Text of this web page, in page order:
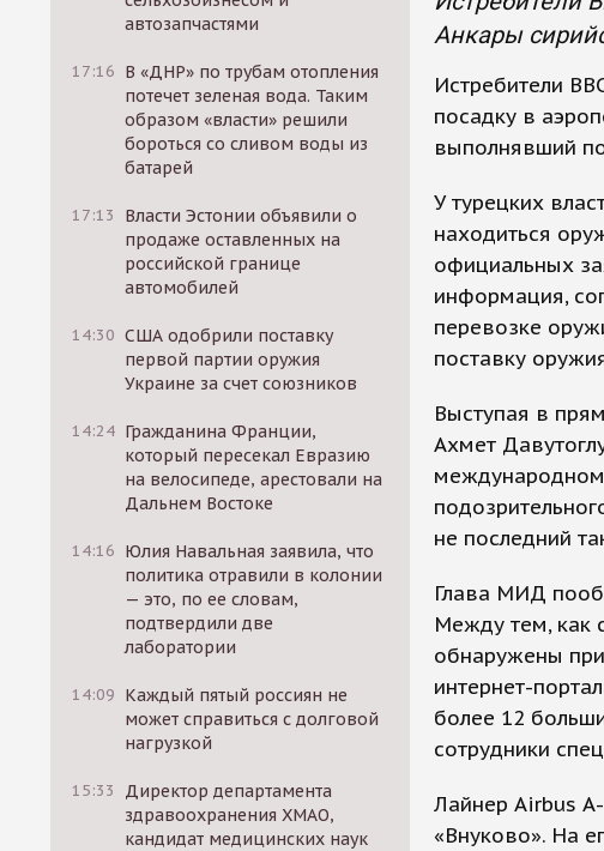
автозапчастями
17:16 В «ДНР» по трубам отопления
потечет зеленая вода. Таким
образом «власти» решили
бороться со сливом воды из
батарей
17:13
Власти Эстонии объявили о
продаже оставленных на
российской границе
автомобилей
14:30 США одобрили поставку
первой партии оружия
Украине за счет союзников
14:24 Гражданина Франции,
который пересекал Евразию
на велосипеде, арестовали на
Дальнем Востоке
14:16 Юлия Навальная заявила, что
политика отравили в колонии
— это, по ее словам,
подтвердили две
лаборатории
14:09 Каждый пятый россиян не
может справиться с долговой
нагрузкой
15:33
Директор департамента
здравоохранения ХМАО,
кандидат медицинских наук
Анкары
Истребители
посадку в
выполнявший
У турецких
находиться
официальных
информация,
перевозке
поставку
Выступая в
Ахмет
не последний
Глава МИД
Между тем, как
обнаружены
интернет-
более 12
сотрудники
Лайнер Аirbus
«Внуково». На